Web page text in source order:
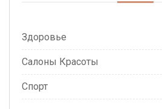
Здоровье
Салоны Красоты
Спорт